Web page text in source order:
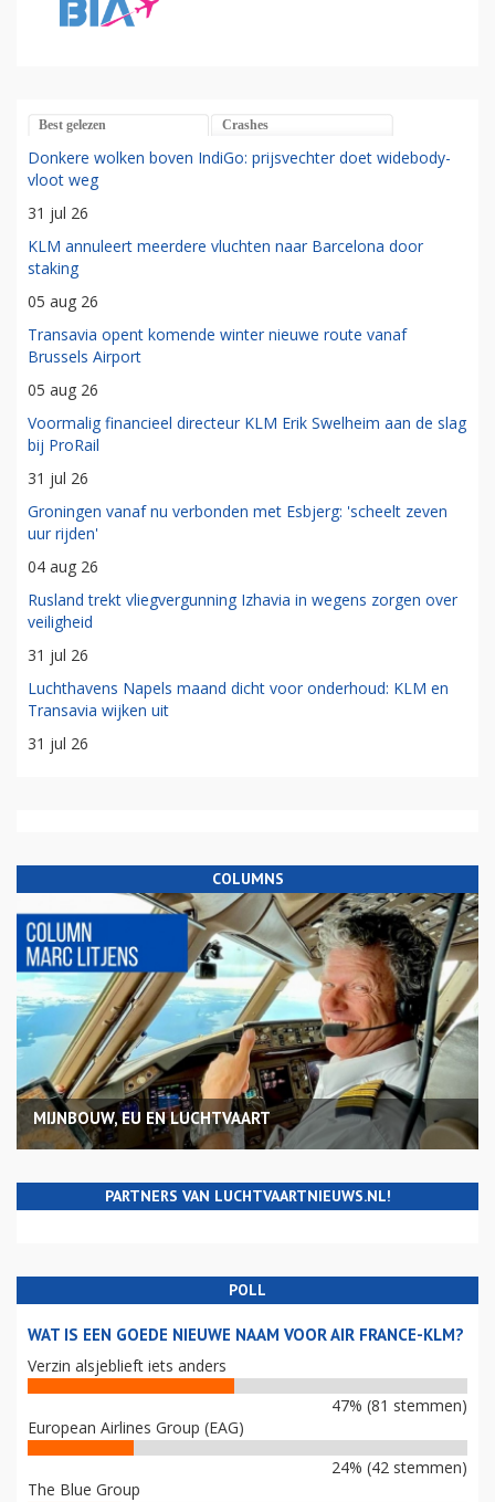
Best gelezen Crashes
Donkere wolken boven IndiGo: prijsvechter doet widebody-
vloot weg
31 jul 26
KLM annuleert meerdere vluchten naar Barcelona door
staking
05 aug 26
Transavia opent komende winter nieuwe route vanaf
Brussels Airport
05 aug 26
Voormalig financieel directeur KLM Erik Swelheim aan de slag
bij ProRail
31 jul 26
Groningen vanaf nu verbonden met Esbjerg: 'scheelt zeven
uur rijden'
04 aug 26
Rusland trekt vliegvergunning Izhavia in wegens zorgen over
veiligheid
31 jul 26
Luchthavens Napels maand dicht voor onderhoud: KLM en
Transavia wijken uit
31 jul 26
COLUMNS
MIJNBOUW, EU EN LUCHTVAART
PARTNERS VAN LUCHTVAARTNIEUWS.NL!
POLL
WAT IS EEN GOEDE NIEUWE NAAM VOOR AIR FRANCE-KLM?
Verzin alsjeblieft iets anders
47% (81 stemmen)
European Airlines Group (EAG)
24% (42 stemmen)
The Blue Group